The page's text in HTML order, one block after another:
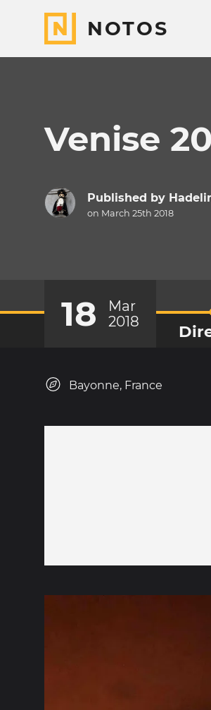
NOTOS
Venise
Published by
on March 25th 2018
18
Mar
2018
Bayonne, France